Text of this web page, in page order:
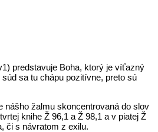
predstavuje Boha, ktorý je víťazný
sa tu chápu pozitívne, preto sú
nášho žalmu skoncentrovaná do slov
knihe Ž 96,1 a Ž 98,1 a v piatej Ž
či s návratom z exilu.